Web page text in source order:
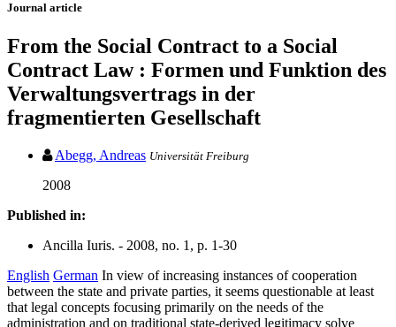
Journal article
From the Social Contract to a Social
Contract Law : Formen und Funktion des
Verwaltungsvertrags in der
fragmentierten Gesellschaft
Abegg, Andreas Universität Freiburg
2008
Published in:
Ancilla Iuris. - 2008, no. 1, p. 1-30
English German In view of increasing instances of cooperation
between the state and private parties, it seems questionable at least
that legal concepts focusing primarily on the needs of the
administration and on traditional state‐derived legitimacy solve